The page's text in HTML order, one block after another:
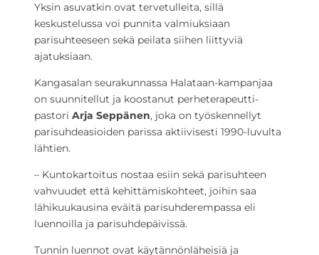
Yksin asuvatkin ovat tervetulleita, sillä
keskustelussa voi punnita valmiuksiaan
parisuhteeseen sekä peilata siihen liittyviä
ajatuksiaan.
Kangasalan seurakunnassa Halataan-kampanjaa
on suunnitellut ja koostanut perheterapeutti-
pastori Arja Seppänen, joka on työskennellyt
parisuhdeasioiden parissa aktiivisesti 1990-luvulta
lähtien.
– Kuntokartoitus nostaa esiin sekä parisuhteen
vahvuudet että kehittämiskohteet, joihin saa
lähikuukausina eväitä parisuhderempassa eli
luennoilla ja parisuhdepäivissä.
Tunnin luennot ovat käytännönläheisiä ja